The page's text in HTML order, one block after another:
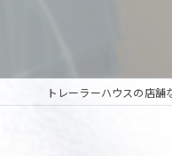
トレーラーハウスの店舗